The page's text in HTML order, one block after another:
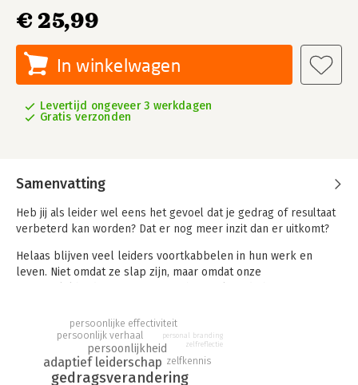
€ 25,99
In winkelwagen
Levertijd ongeveer 3 werkdagen
Gratis verzonden
Samenvatting
Heb jij als leider wel eens het gevoel dat je gedrag of resultaat
verbeterd kan worden? Dat er nog meer inzit dan er uitkomt?
Helaas blijven veel leiders voortkabbelen in hun werk en
leven. Niet omdat ze slap zijn, maar omdat onze
vaste patronen te raken. We hebben het vaak zelf niet eens in
de gaten.
Dit boek zet jou als beginnende of (zeer) ervaren leider in
beweging en legt eenvoudig uit waarom jij en andere leiders
gedragsverandering
adaptief leiderschap
persoonlijkheid
zelfkennis
persoonlijk verhaal
persoonlijke effectiviteit
personal branding
zelfreflectie